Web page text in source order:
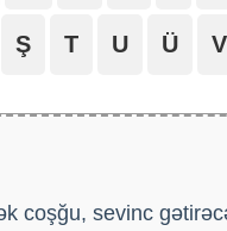
Ş T U Ü V
coşğu, sevinc